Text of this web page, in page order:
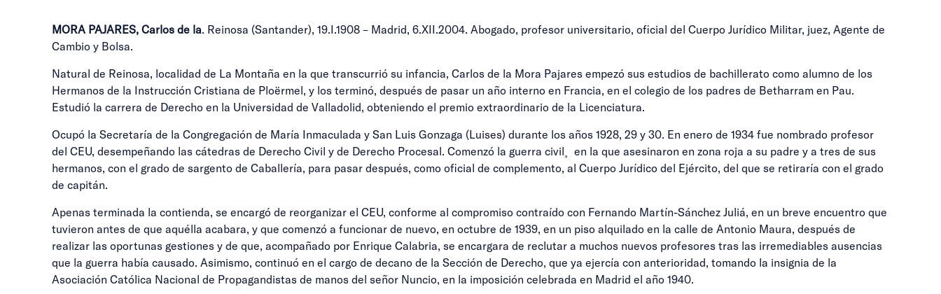
MORA PAJARES, Carlos de la. Reinosa (Santander), 19.I.1908 – Madrid, 6.XII.2004. Abogado, profesor universitario, oficial del Cuerpo Jurídico Militar, juez, Agente de
Cambio y Bolsa.
Natural de Reinosa, localidad de La Montaña en la que transcurrió su infancia, Carlos de la Mora Pajares empezó sus estudios de bachillerato como alumno de los
Hermanos de la Instrucción Cristiana de Ploërmel, y los terminó, después de pasar un año interno en Francia, en el colegio de los padres de Betharram en Pau.
Estudió la carrera de Derecho en la Universidad de Valladolid, obteniendo el premio extraordinario de la Licenciatura.
Ocupó la Secretaría de la Congregación de María Inmaculada y San Luis Gonzaga (Luises) durante los años 1928, 29 y 30. En enero de 1934 fue nombrado profesor
del CEU, desempeñando las cátedras de Derecho Civil y de Derecho Procesal. Comenzó la guerra civil¸ en la que asesinaron en zona roja a su padre y a tres de sus
hermanos, con el grado de sargento de Caballería, para pasar después, como oficial de complemento, al Cuerpo Jurídico del Ejército, del que se retiraría con el grado
de capitán.
Apenas terminada la contienda, se encargó de reorganizar el CEU, conforme al compromiso contraído con Fernando Martín-Sánchez Juliá, en un breve encuentro que
tuvieron antes de que aquélla acabara, y que comenzó a funcionar de nuevo, en octubre de 1939, en un piso alquilado en la calle de Antonio Maura, después de
realizar las oportunas gestiones y de que, acompañado por Enrique Calabria, se encargara de reclutar a muchos nuevos profesores tras las irremediables ausencias
que la guerra había causado. Asimismo, continuó en el cargo de decano de la Sección de Derecho, que ya ejercía con anterioridad, tomando la insignia de la
Asociación Católica Nacional de Propagandistas de manos del señor Nuncio, en la imposición celebrada en Madrid el año 1940.